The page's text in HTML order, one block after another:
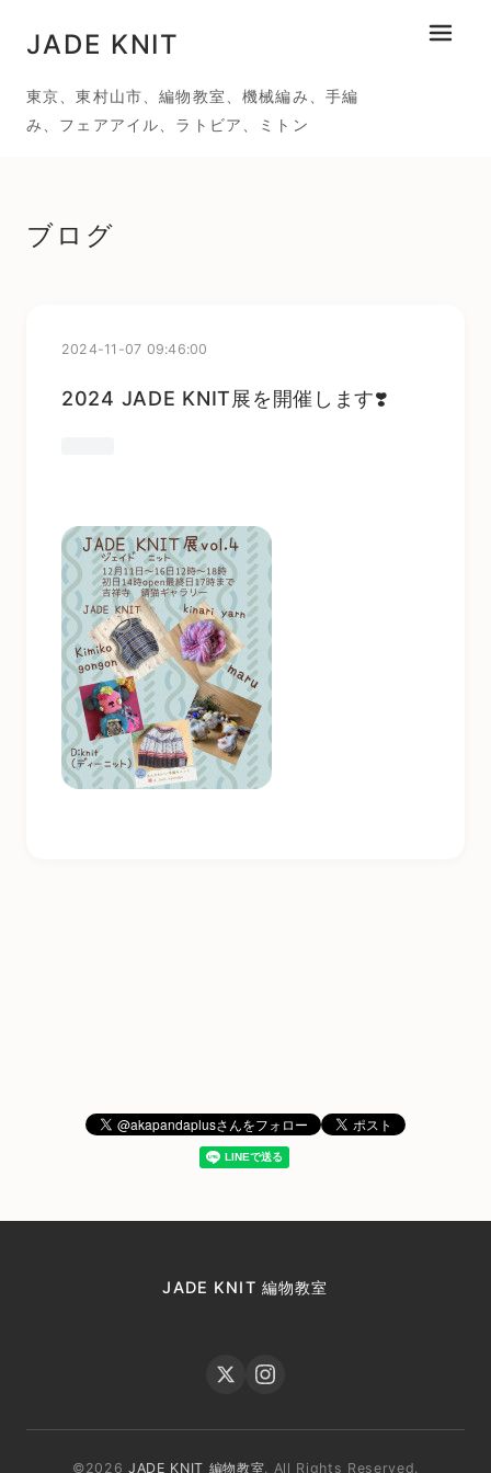
JADE KNIT
東京、東村山市、編物教室、機械編み、手編
み、フェアアイル、ラトビア、ミトン
メニュ
ブログ
2024-11-07 09:46:00
2024 JADE KNIT展を開催します❣️
JADE KNIT 編物教室
©2026JADE KNIT 編物教室. All Rights Reserved.